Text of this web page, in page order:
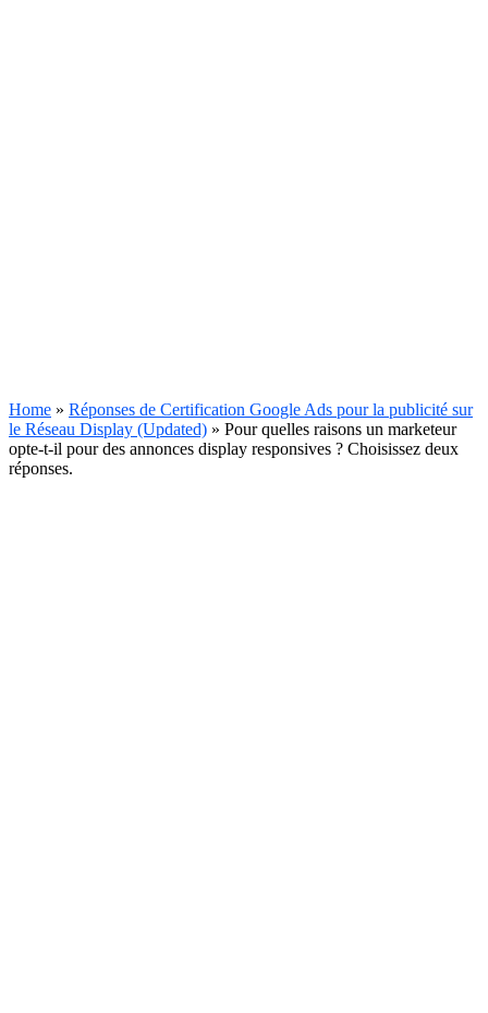
Home » Réponses de Certification Google Ads pour la publicité sur
le Réseau Display (Updated) » Pour quelles raisons un marketeur
opte-t-il pour des annonces display responsives ? Choisissez deux
réponses.